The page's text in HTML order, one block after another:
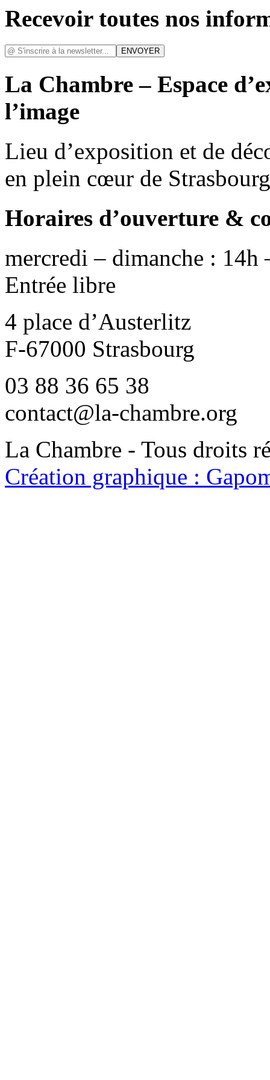
Recevoir toutes nos
La Chambre – Espace
l’image
Lieu d’exposition et de
en plein cœur de Strasbourg
Horaires d’ouverture &
mercredi – dimanche : 14h
Entrée libre
4 place d’Austerlitz
F-67000 Strasbourg
03 88 36 65 38
contact@la-chambre.org
La Chambre - Tous droits
Création graphique :